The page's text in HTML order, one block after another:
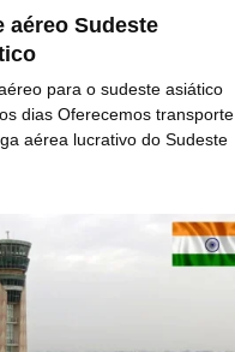
aéreo Sudeste
para o sudeste asiático
dias Oferecemos transporte
aérea lucrativo do Sudeste